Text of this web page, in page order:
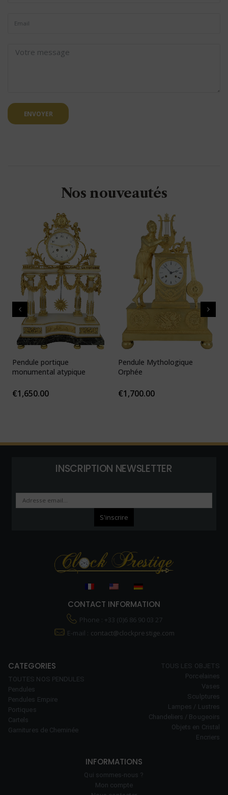
ENVOYER
Nos nouveautés
Pendule portique
monumental atypique
€1,650.00
Pendule Mythologique
Orphée
€1,700.00
INSCRIPTION NEWSLETTER
CONTACT INFORMATION
Phone : +33 (0)6 86 90 03 27
E-mail : contact@clockprestige.com
CATEGORIES
TOUTES NOS PENDULES
Pendules
Pendules Empire
Portiques
Cartels
Garnitures de Cheminée
TOUS LES OBJETS
Porcelaines
Vases
Sculptures
Lampes / Lustres
Chandeliers / Bougeoirs
Objets en Cristal
Encriers
INFORMATIONS
Qui sommes-nous ?
Mon compte